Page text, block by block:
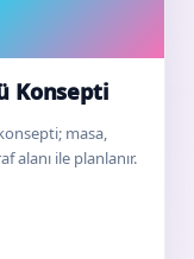
Konsepti
masa,
alanı ile planlanır.